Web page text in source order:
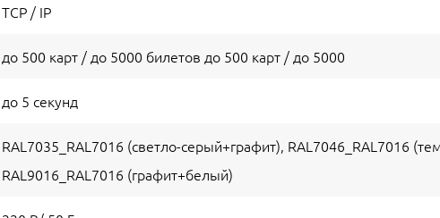
TCP / IP
до 500 карт / до 5000 билетов до 500 карт / до 5000
до 5 секунд
RAL7035_RAL7016 (светло-серый+графит), RAL7046_RAL7016
RAL9016_RAL7016 (графит+белый)